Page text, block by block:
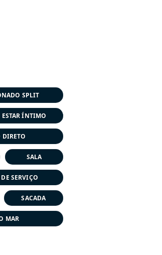
SPLIT
ESTAR ÍNTIMO
DIRETO
SALA
SERVIÇO
SACADA
MAR